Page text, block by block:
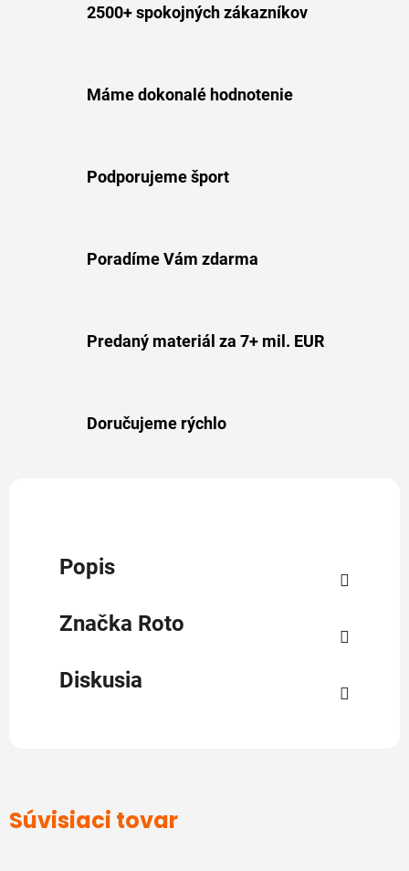
2500+ spokojných zákazníkov
Máme dokonalé hodnotenie
Podporujeme šport
Poradíme Vám zdarma
Predaný materiál za 7+ mil. EUR
Doručujeme rýchlo
Popis
Značka Roto
Diskusia
Súvisiaci tovar